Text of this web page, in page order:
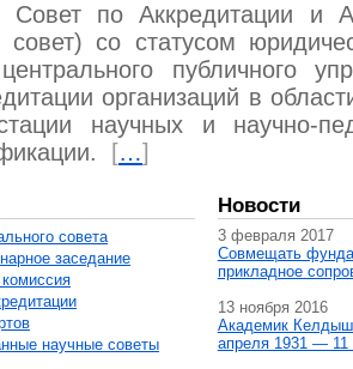
Совет по Аккредитации и
со статусом
публичного
организаций в
научных и научно-
[…]
совета
заседание
научные советы
Новости
3 февраля 2017
Совмещать
прикладное
13 ноября 2016
Академик
апреля 1931 — 11